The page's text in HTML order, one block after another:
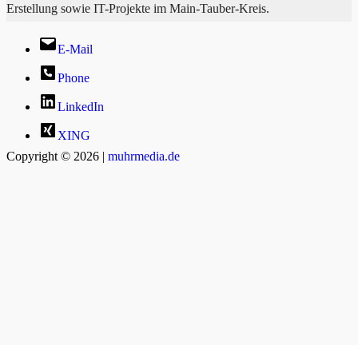
Erstellung sowie IT-Projekte im Main-Tauber-Kreis.
Copyright © 2026 | muhrmedia.de
E-Mail
Phone
LinkedIn
XING